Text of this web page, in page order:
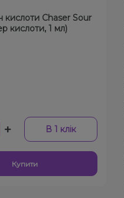
кислоти Chaser Sour
кислоти, 1 мл)
+ В 1 клік
Купити